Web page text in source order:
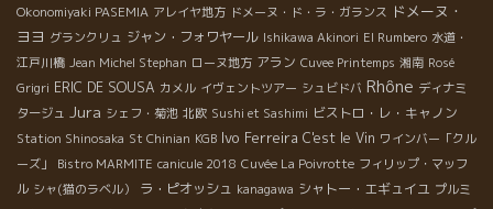
Okonomiyaki PASEMIA アレイヤ地方 ドメーヌ・ド・ラ・ガランス ドメーヌ・
ヨヨ グランクリュ ジャン・フォワヤール Ishikawa Akinori El Rumbero 水道・
江戸川橋 Jean Michel Stephan ローヌ地方 アラン Cuvee Printemps 湘南 Rosé
Grigri ERIC DE SOUSA カメル イヴェントツアー シュビドバ Rhône ディナミ
タージュ Jura シェフ・菊池 北欧 Sushi et Sashimi ビストロ・レ・キャノン
Station Shinosaka St Chinian KGB Ivo Ferreira C'est le Vin ワインバー「クル
ーズ」
Bistro MARMITE canicule 2018 Cuvée La Poivrotte フィリップ・マッフ
ル シャ(猫のラベル） ラ・ピオッシュ kanagawa シャトー・エギュイユ プルミ